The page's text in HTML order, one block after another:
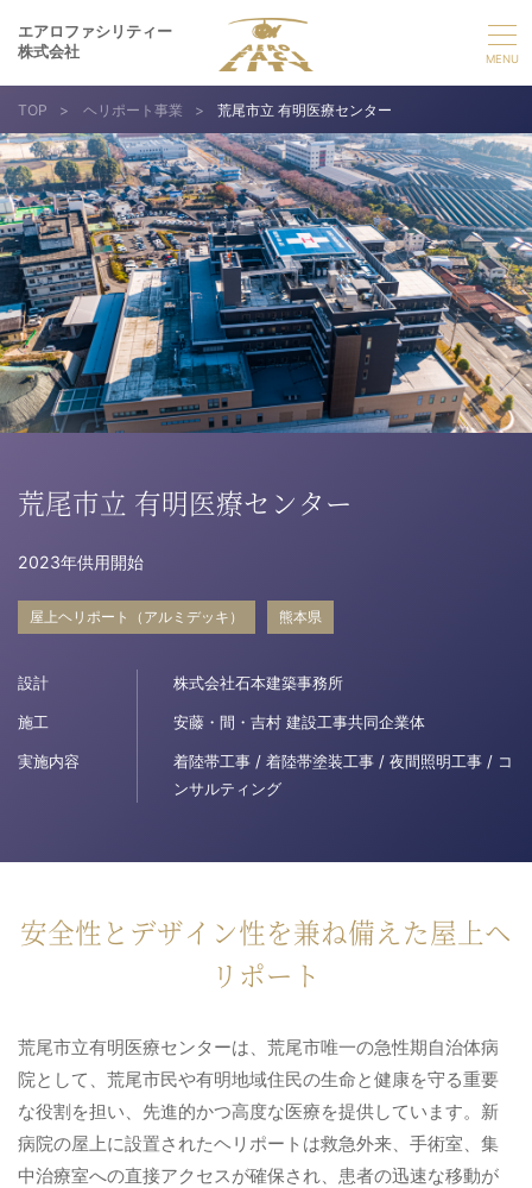
エアロファシリティー
株式会社
選ばれる理由
事業紹介
実績紹介
企業情報
採用情報
自治体関係者の方
TOP > ヘリポート事業 > 荒尾市立 有明医療センター
荒尾市立 有明医療センター
2023年供用開始
屋上ヘリポート（アルミデッキ） 熊本県
設計 株式会社石本建築事務所
施工 安藤・間・吉村 建設工事共同企業体
実施内容
着陸帯工事 / 着陸帯塗装工事 / 夜間照明工事 / コ
ンサルティング
安全性とデザイン性を兼ね備えた屋上ヘ
リポート
荒尾市立有明医療センターは、荒尾市唯一の急性期自治体病
院として、荒尾市民や有明地域住民の生命と健康を守る重要
な役割を担い、先進的かつ高度な医療を提供しています。新
病院の屋上に設置されたヘリポートは救急外来、手術室、集
中治療室への直接アクセスが確保され、患者の迅速な移動が